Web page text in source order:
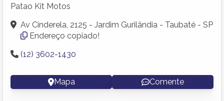
Patao Kit Motos
Av Cinderela, 2125 - Jardim Gurilândia - Taubaté - SP
Endereço copiado!
(12) 3602-1430
Mapa Comente